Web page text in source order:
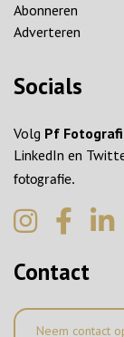
Abonneren
Adverteren
Socials
Volg Pf
LinkedIn en
fotografie.
Contact
Neem contact